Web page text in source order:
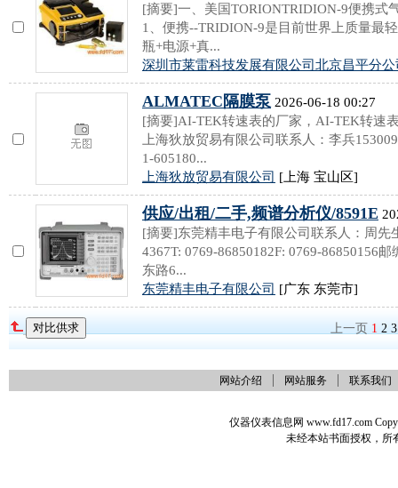
[摘要]一、美国TORIONTRIDION-9便携式
1、便携--TRIDION-9是目前世界上质量最
瓶+电源+真...
深圳市莱雷科技发展有限公司北京昌平分公
ALMATEC隔膜泵 2026-06-18 00:27
[摘要]AI-TEK转速表的厂家，AI-TEK转速
上海狄放贸易有限公司联系人：李兵
1-605180...
上海狄放贸易有限公司 [上海 宝山区]
供应/出租/二手,频谱分析仪/8591E
[摘要]东莞精丰电子有限公司联系人：周先
4367T: 0769-86850182F: 0769-86850156
东路6...
东莞精丰电子有限公司 [广东 东莞市]
上一页 1 2 3
网站介绍 网站服务 联系我们
仪器仪表信息网 www.fd17.com
未经本站书面授权，所